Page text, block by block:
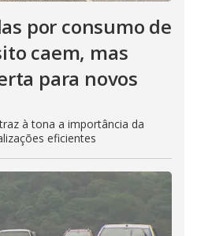
por consumo de
caem, mas
para novos
à tona a importância da
eficientes